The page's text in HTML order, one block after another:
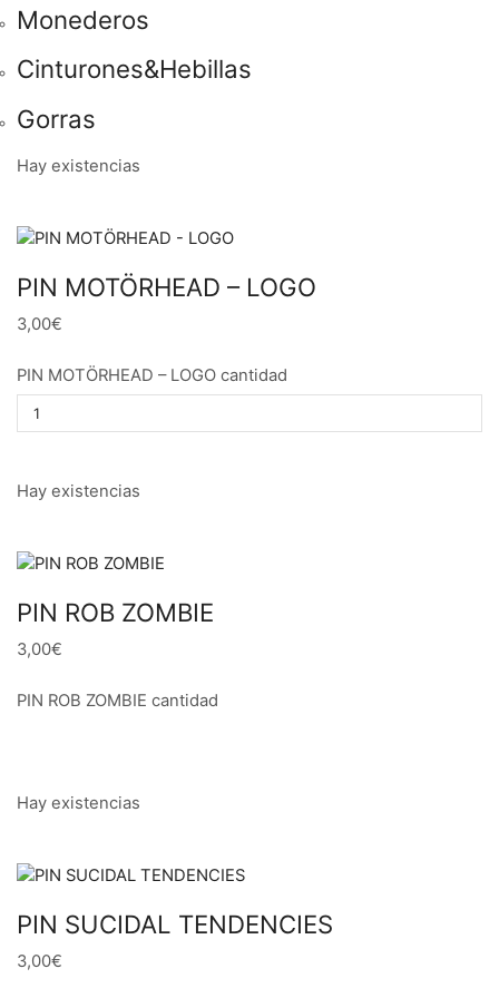
Monederos
Cinturones&Hebillas
Gorras
Hay existencias
PIN MOTÖRHEAD – LOGO
3,00€
PIN MOTÖRHEAD – LOGO cantidad
Hay existencias
PIN ROB ZOMBIE
3,00€
PIN ROB ZOMBIE cantidad
Hay existencias
PIN SUCIDAL TENDENCIES
3,00€